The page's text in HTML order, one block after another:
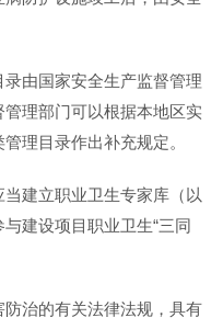
由国家安全生产监督管理
理部门可以根据本地区实
理目录作出补充规定。
建立职业卫生专家库（以
建设项目职业卫生“三同
治的有关法律法规，具有